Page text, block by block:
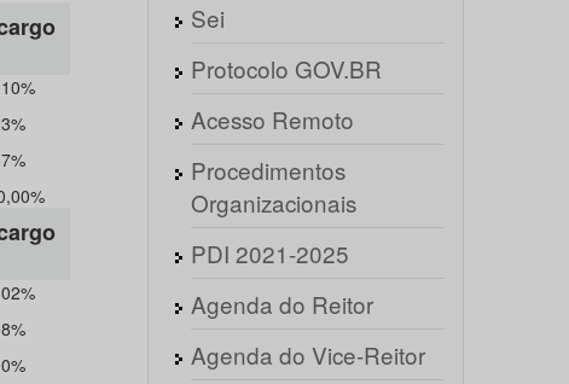
Sei
Protocolo GOV.BR
Acesso Remoto
Procedimentos
Organizacionais
PDI 2021-2025
Agenda do Reitor
Agenda do Vice-Reitor